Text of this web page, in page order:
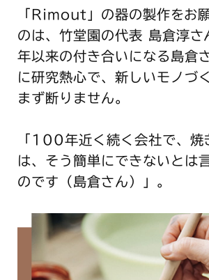
「Rimout」の器の製作をお
のは、竹堂園の代表 島倉淳
年以来の付き合いになる島倉
に研究熱心で、新しいモノづ
まず断りません。
「100年近く続く会社で、焼
は、そう簡単にできないとは
のです（島倉さん）」。